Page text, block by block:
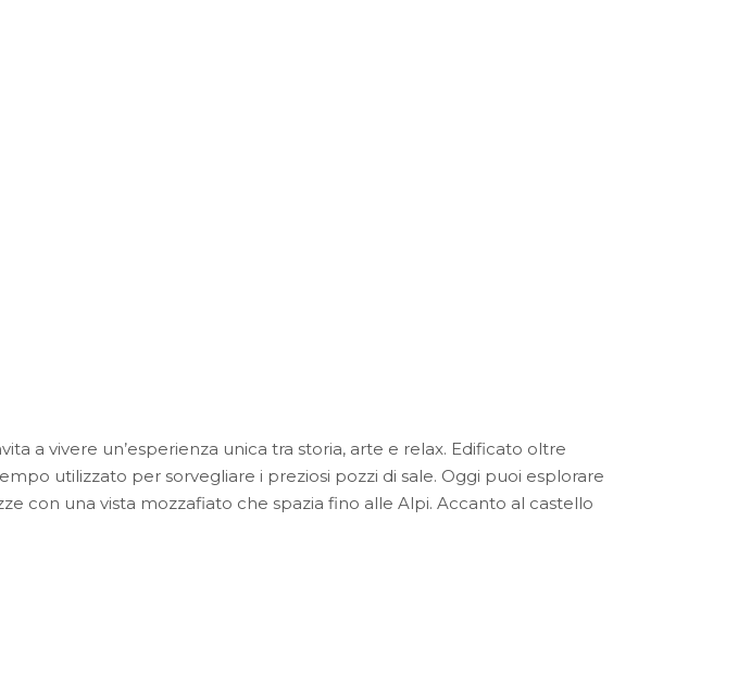
a vivere un’esperienza unica tra storia, arte e relax. Edificato oltre
utilizzato per sorvegliare i preziosi pozzi di sale. Oggi puoi esplorare
con una vista mozzafiato che spazia fino alle Alpi. Accanto al castello